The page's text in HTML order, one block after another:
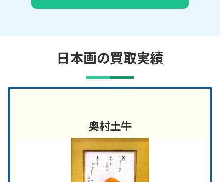
日本画の買取実績
奥村土牛